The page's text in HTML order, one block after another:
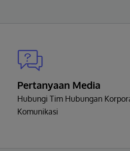
Pertanyaan Media
Hubungi Tim Hubungan
Komunikasi